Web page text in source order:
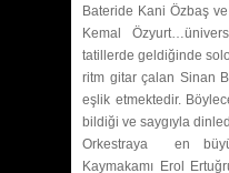
Bateride Kani Özbaş
Kemal
tatillerde geldiğinde
ritm gitar çalan Sinan
eşlik etmektedir.
bildiği ve saygıyla
Orkestraya en
Kaymakamı Erol